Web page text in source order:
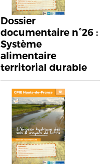
Dossier
documentaire n°26 :
Système
alimentaire
territorial durable